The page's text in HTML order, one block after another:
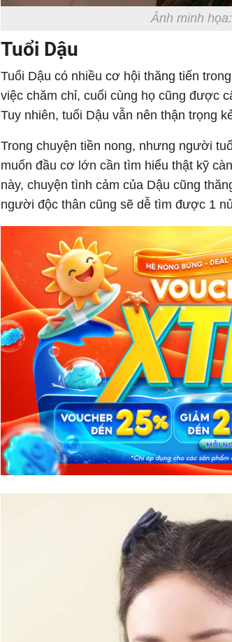
Ảnh minh
Tuổi Dậu
Tuổi Dậu có nhiều cơ hội thăng tiến
việc chăm chỉ, cuối cùng họ cũng được
Tuy nhiên, tuổi Dậu vẫn nên thận trọng
Trong chuyện tiền nong, nhưng người
muốn đầu cơ lớn cần tìm hiểu thật kỹ
này, chuyện tình cảm của Dậu cũng
người độc thân cũng sẽ dễ tìm được 1